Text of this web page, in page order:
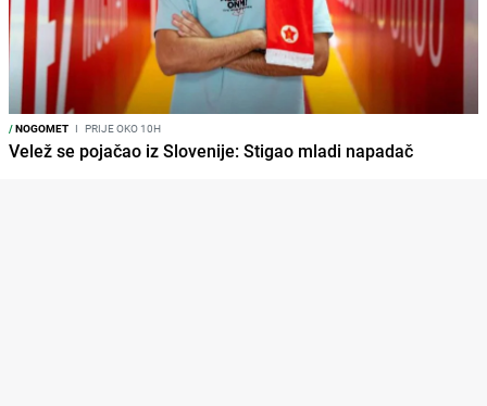
/NOGOMET I PRIJE OKO 10H
Velež se pojačao iz Slovenije: Stigao mladi napadač